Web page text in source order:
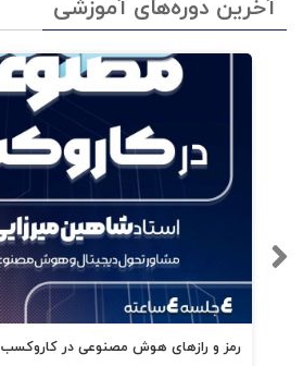
آخرین دوره‌های آموزشی
رمز و رازهای هوش مصنوعی در کاروکسب